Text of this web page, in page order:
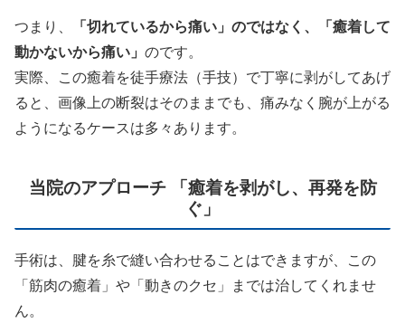
つまり、
「切れているから痛い」のではなく、「癒着して
動かないから痛い」 のです。
実際、この癒着を徒手療法（手技）で丁寧に剥がしてあげ
ると、画像上の断裂はそのままでも、痛みなく腕が上がる
ようになるケースは多々あります。
当院のアプローチ 「癒着を剥がし、再発を防
ぐ」
手術は、腱を糸で縫い合わせることはできますが、この
「筋肉の癒着」や「動きのクセ」までは治してくれませ
ん。